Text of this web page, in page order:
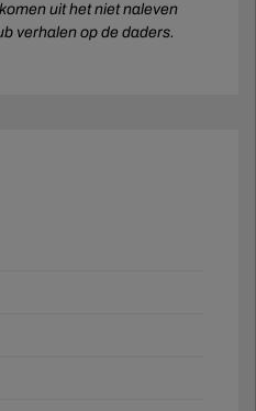
uit het niet naleven
verhalen op de daders.